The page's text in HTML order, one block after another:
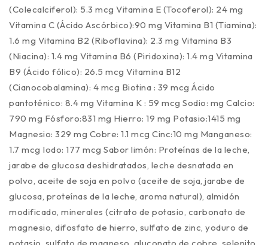
(Colecalciferol): 5.3 mcg Vitamina E (Tocoferol): 24 mg
Vitamina C (Ácido Ascórbico):90 mg Vitamina B1 (Tiamina):
1.6 mg Vitamina B2 (Riboflavina): 2.3 mg Vitamina B3
(Niacina): 1.4 mg Vitamina B6 (Piridoxina): 1.4 mg Vitamina
B9 (Ácido fólico): 26.5 mcg Vitamina B12
(Cianocobalamina): 4 mcg Biotina : 39 mcg Ácido
pantoténico: 8.4 mg Vitamina K : 59 mcg Sodio: mg Calcio:
790 mg Fósforo:831 mg Hierro: 19 mg Potasio:1415 mg
Magnesio: 329 mg Cobre: 1.1 mcg Cinc:10 mg Manganeso:
1.7 mcg Iodo: 177 mcg Sabor limón: Proteínas de la leche,
jarabe de glucosa deshidratados, leche desnatada en
polvo, aceite de soja en polvo (aceite de soja, jarabe de
glucosa, proteínas de la leche, aroma natural), almidón
modificado, minerales (citrato de potasio, carbonato de
magnesio, difosfato de hierro, sulfato de zinc, yoduro de
potasio, sulfato de magneso, gluconato de cobre, selenito